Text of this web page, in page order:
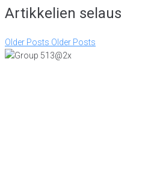
Artikkelien selaus
Older Posts Older Posts